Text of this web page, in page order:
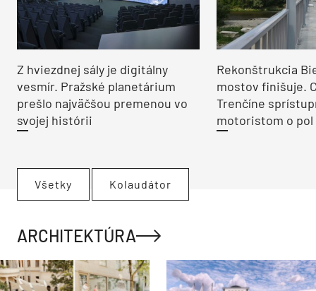
Z hviezdnej sály je digitálny
vesmír. Pražské planetárium
prešlo najväčšou premenou vo
svojej histórii
Rekonštrukcia
mostov finišuje.
Trenčíne
motoristom o pol
Všetky Kolaudátor
ARCHITEKTÚRA